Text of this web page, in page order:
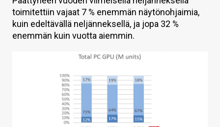
TIETOA
HINTA.FI
toimitettiin vajaat 7 % enemmän näytönohjaimia,
kuin edeltävällä neljänneksellä, ja jopa 32 %
enemmän kuin vuotta aiemmin.